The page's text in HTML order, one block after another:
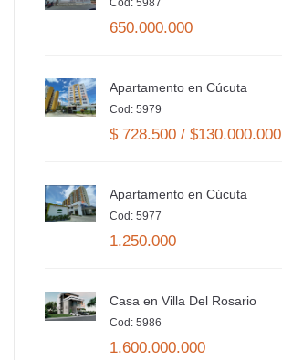
Cod: 5987
650.000.000
Apartamento en Cúcuta
Cod: 5979
$ 728.500 / $130.000.000
Apartamento en Cúcuta
Cod: 5977
1.250.000
Casa en Villa Del Rosario
Cod: 5986
1.600.000.000